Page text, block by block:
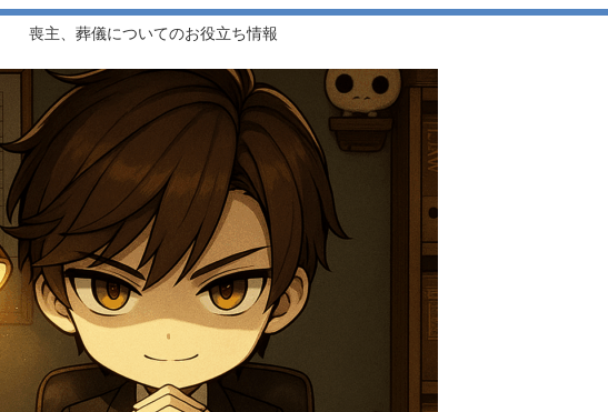
喪主、葬儀についてのお役立ち情報